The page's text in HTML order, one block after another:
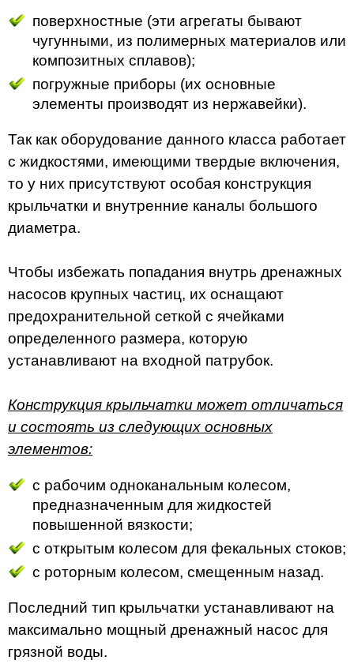
поверхностные (эти агрегаты бывают
чугунными, из полимерных материалов или
композитных сплавов);
погружные приборы (их основные
элементы производят из нержавейки).
Так как оборудование данного класса работает
с жидкостями, имеющими твердые включения,
то у них присутствуют особая конструкция
крыльчатки и внутренние каналы большого
диаметра.
Чтобы избежать попадания внутрь дренажных
насосов крупных частиц, их оснащают
предохранительной сеткой с ячейками
определенного размера, которую
устанавливают на входной патрубок.
Конструкция крыльчатки может отличаться
и состоять из следующих основных
элементов:
с рабочим одноканальным колесом,
предназначенным для жидкостей
повышенной вязкости;
с открытым колесом для фекальных стоков;
с роторным колесом, смещенным назад.
Последний тип крыльчатки устанавливают на
максимально мощный дренажный насос для
грязной воды.